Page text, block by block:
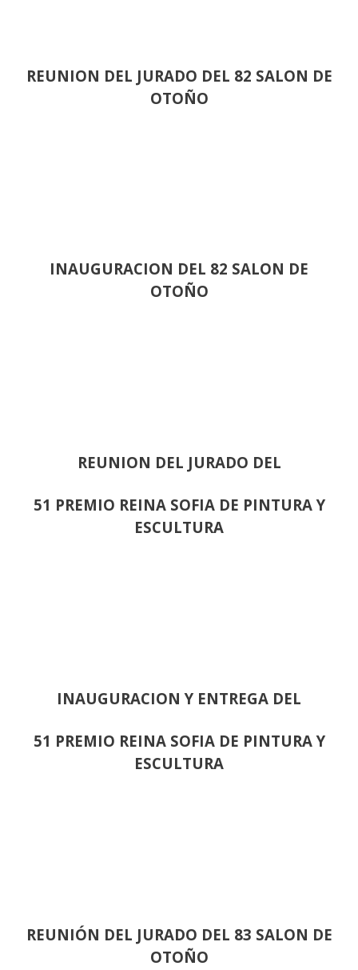
REUNION DEL JURADO DEL 82 SALON DE
OTOÑO
INAUGURACION DEL 82 SALON DE
OTOÑO
REUNION DEL JURADO DEL
51 PREMIO REINA SOFIA DE PINTURA Y
ESCULTURA
INAUGURACION Y ENTREGA DEL
51 PREMIO REINA SOFIA DE PINTURA Y
ESCULTURA
REUNIÓN DEL JURADO DEL 83 SALON DE
OTOÑO